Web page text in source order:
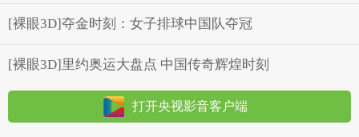
[裸眼3D]夺金时刻：女子排球中国队夺冠
[裸眼3D]里约奥运大盘点 中国传奇辉煌时刻
打开央视影音客户端